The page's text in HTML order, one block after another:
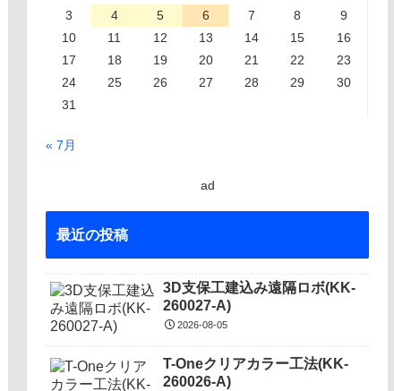
3
4 5 6 7 8
9
10
11 12 13 14 15
16
17
18 19 20 21 22
23
24
25 26 27 28 29
30
31
« 7月
ad
最近の投稿
3D支保工建込み遠隔ロボ(KK-
260027-A)
2026-08-05
T-Oneクリアカラー工法(KK-
260026-A)